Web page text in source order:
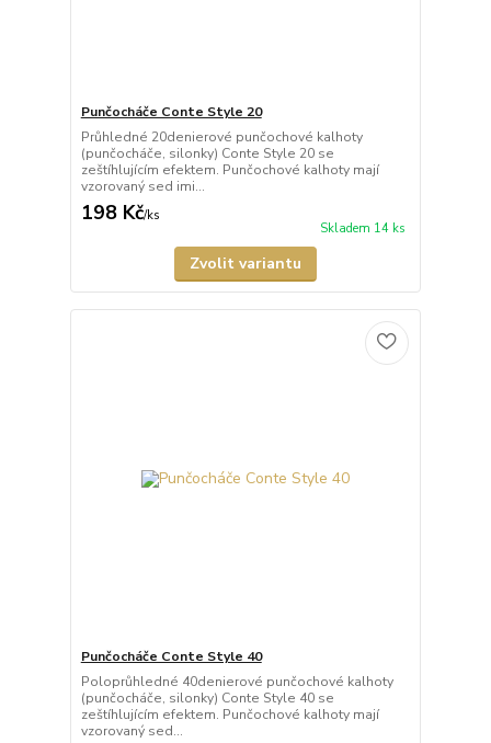
Punčocháče Conte Style 20
Průhledné 20denierové punčochové kalhoty
(punčocháče, silonky) Conte Style 20 se
zeštíhlujícím efektem. Punčochové kalhoty mají
vzorovaný sed imi...
198 Kč/ks
Skladem 14 ks
Zvolit variantu
Punčocháče Conte Style 40
Poloprůhledné 40denierové punčochové kalhoty
(punčocháče, silonky) Conte Style 40 se
zeštíhlujícím efektem. Punčochové kalhoty mají
vzorovaný sed...